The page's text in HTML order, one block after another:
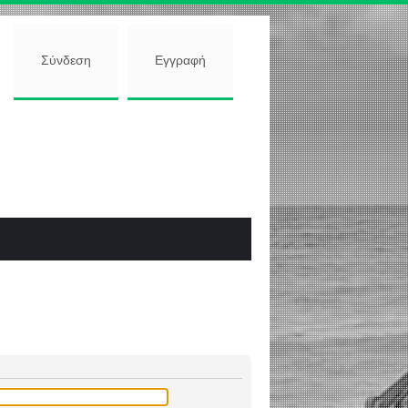
Σύνδεση Εγγραφή